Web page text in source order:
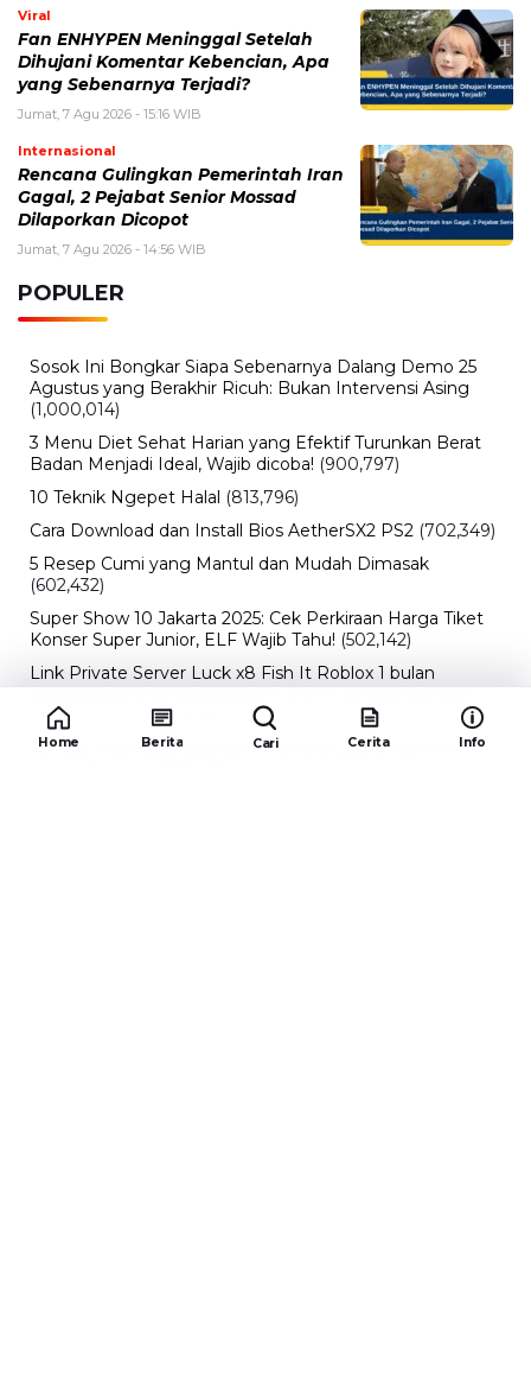
Viral
Fan ENHYPEN Meninggal Setelah
Dihujani Komentar Kebencian, Apa
yang Sebenarnya Terjadi?
Jumat, 7 Agu 2026 - 15:16 WIB
Internasional
Rencana Gulingkan Pemerintah Iran
Gagal, 2 Pejabat Senior Mossad
Dilaporkan Dicopot
Jumat, 7 Agu 2026 - 14:56 WIB
POPULER
Sosok Ini Bongkar Siapa Sebenarnya Dalang Demo 25
Agustus yang Berakhir Ricuh: Bukan Intervensi Asing
(1,000,014)
3 Menu Diet Sehat Harian yang Efektif Turunkan Berat
Badan Menjadi Ideal, Wajib dicoba! (900,797)
10 Teknik Ngepet Halal (813,796)
Cara Download dan Install Bios AetherSX2 PS2 (702,349)
5 Resep Cumi yang Mantul dan Mudah Dimasak
(602,432)
Super Show 10 Jakarta 2025: Cek Perkiraan Harga Tiket
Konser Super Junior, ELF Wajib Tahu! (502,142)
Link Private Server Luck x8 Fish It Roblox 1 bulan
Diadakan oleh Redaksiku.com: Event Langka dengan
Drop Rate yang Melejit
(424,816)
10 Film Indonesia Tayang November 2024, Ada Film
Home Berita Cari Cerita Info